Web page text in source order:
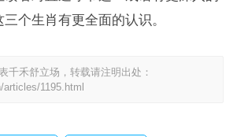
个生肖有更全面的认识。
千禾舒立场，转载请注明出处：
1195.html